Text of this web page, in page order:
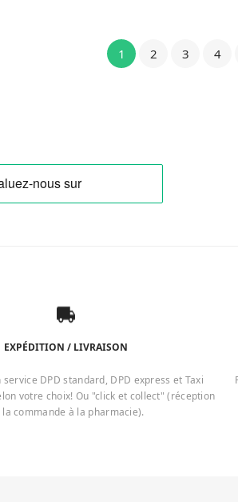
26,60 €.
1 2 3 4
EXPÉDITION / LIVRAISON
DPD standard, DPD express et Taxi
votre choix! Ou "click et collect" (réception
la commande à la pharmacie).